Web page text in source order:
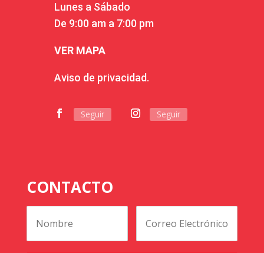
Lunes a Sábado
De 9:00 am a 7:00 pm
VER MAPA
Aviso de privacidad.
Seguir Seguir
CONTACTO